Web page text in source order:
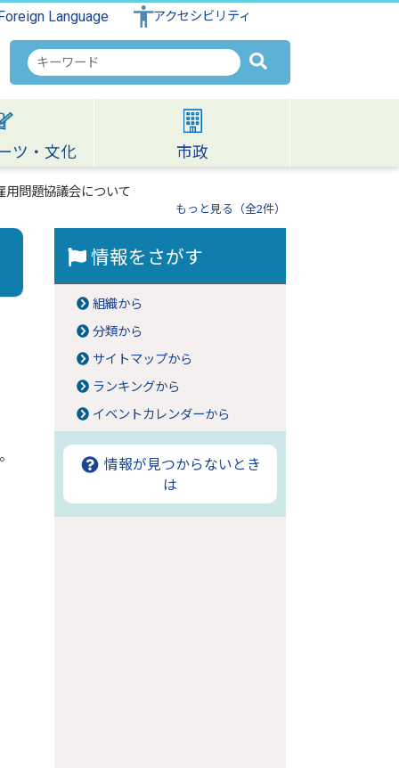
Language アクセシビリティ
検
索
キ
ワ
ー
ド
ツ・文化 市政
用問題協議会について
もっと見る（全2件）
情報をさがす
組織から
分類から
サイトマップから
ランキングから
イベントカレンダーから
情報が見つからないとき
は